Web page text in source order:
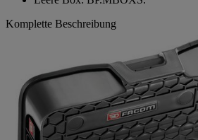
Komplette Beschreibung